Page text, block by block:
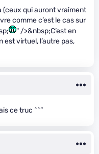
(ceux qui auront vraiment
comme c’est le cas sur
" />&nbsp;C’est en
est virtuel, l’autre pas,
ce truc ^^”